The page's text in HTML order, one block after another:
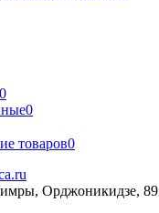
0
0
товаров0
Орджоникидзе, 89